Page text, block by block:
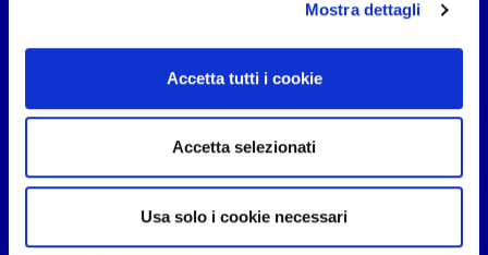
Mostra dettagli
Accetta tutti i cookie
Accetta selezionati
Usa solo i cookie necessari
Budget
Cruscotto